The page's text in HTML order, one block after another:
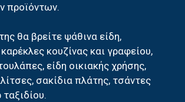
προϊόντων.
θα βρείτε ψάθινα είδη,
κουζίνας και γραφείου,
είδη οικιακής χρήσης,
σακίδια πλάτης, τσάντες